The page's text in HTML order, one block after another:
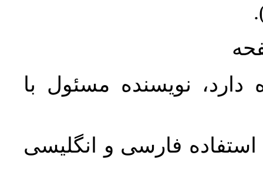
نویسنده مسئول با
استفاده فارسی و انگلیسی